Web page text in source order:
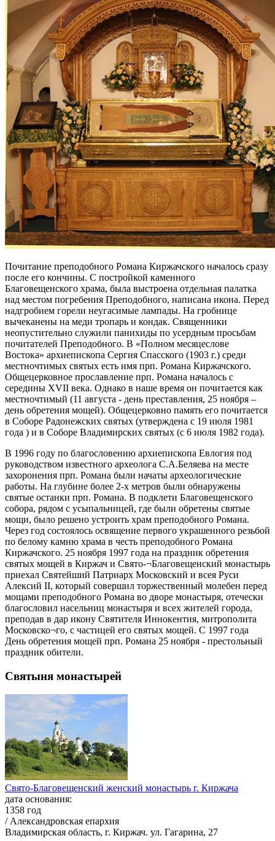
Почитание преподобного Романа Киржачского началось сразу
после его кончины. С постройкой каменного
Благовещенского храма, была выстроена отдельная палатка
над местом погребения Преподобного, написана икона. Перед
надгробием горели неугасимые лампады. На гробнице
вычеканены на меди тропарь и кондак. Священники
неопустительно служили панихиды по усердным просьбам
почитателей Преподобного. В «Полном месяцеслове
Востока» архиепископа Сергия Спасского (1903 г.) среди
местночтимых святых есть имя прп. Романа Киржачского.
Общецерковное прославление прп. Романа началось с
середины XVII века. Однако в наше время он почитается как
местночтимый (11 августа - день преставления, 25 ноября –
день обретения мощей). Общецерковно память его почитается
в Соборе Радонежских святых (утверждена с 19 июля 1981
года ) и в Соборе Владимирских святых (с 6 июля 1982 года).
В 1996 году по благословению архиепископа Евлогия под
руководством известного археолога С.А.Беляева на месте
захоронения прп. Романа были начаты археологические
работы. На глубине более 2-х метров были обнаружены
святые останки прп. Романа. В подклети Благовещенского
собора, рядом с усыпальницей, где были обретены святые
мощи, было решено устроить храм преподобного Романа.
Через год состоялось освящение первого украшенного резьбой
по белому камню храма в честь преподобного Романа
Киржачского. 25 ноября 1997 года на праздник обретения
святых мощей в Киржач и Свято-¬Благовещенский монастырь
приехал Святейший Патриарх Московский и всея Руси
Алексий II, который совершил торжественный молебен перед
мощами преподобного Романа во дворе монастыря, отечески
благословил насельниц монастыря и всех жителей города,
преподав в дар икону Святителя Иннокентия, митрополита
Московско¬го, с частицей его святых мощей. С 1997 года
День обретения мощей прп. Романа 25 ноября - престольный
праздник обители.
Святыня монастырей
Свято-Благовещенский женский монастырь г. Киржача
дата основания:
1358 год
/ Александровская епархия
Владимирская область, г. Киржач. ул. Гагарина, 27